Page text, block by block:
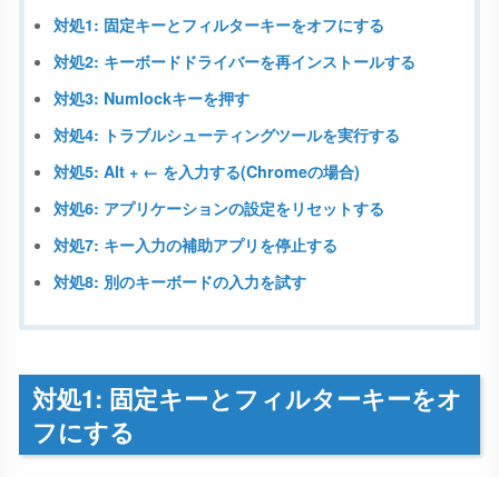
対処1: 固定キーとフィルターキーをオフにする
対処2: キーボードドライバーを再インストールする
対処3: Numlockキーを押す
対処4: トラブルシューティングツールを実行する
対処5: Alt + ← を入力する(Chromeの場合)
対処6: アプリケーションの設定をリセットする
対処7: キー入力の補助アプリを停止する
対処8: 別のキーボードの入力を試す
対処1: 固定キーとフィルターキーをオ
フにする